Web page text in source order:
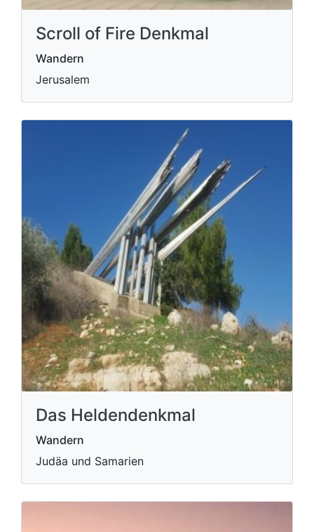
Scroll of Fire Denkmal
Wandern
Jerusalem
Das Heldendenkmal
Wandern
Judäa und Samarien